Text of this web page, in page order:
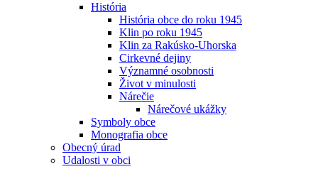
História
História obce do roku 1945
Klin po roku 1945
Klin za Rakúsko-Uhorska
Cirkevné dejiny
Významné osobnosti
Život v minulosti
Nárečie
Nárečové ukážky
Symboly obce
Monografia obce
Obecný úrad
Udalosti v obci